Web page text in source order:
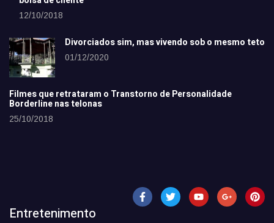
12/10/2018
Divorciados sim, mas vivendo sob o mesmo teto
01/12/2020
Filmes que retrataram o Transtorno de Personalidade
Borderline nas telonas
25/10/2018
Entretenimento